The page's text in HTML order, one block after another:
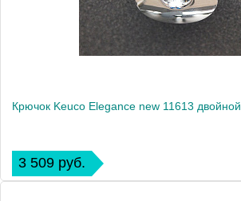
Крючок Keuco Elegance new 11613 двойной
3 509 руб.